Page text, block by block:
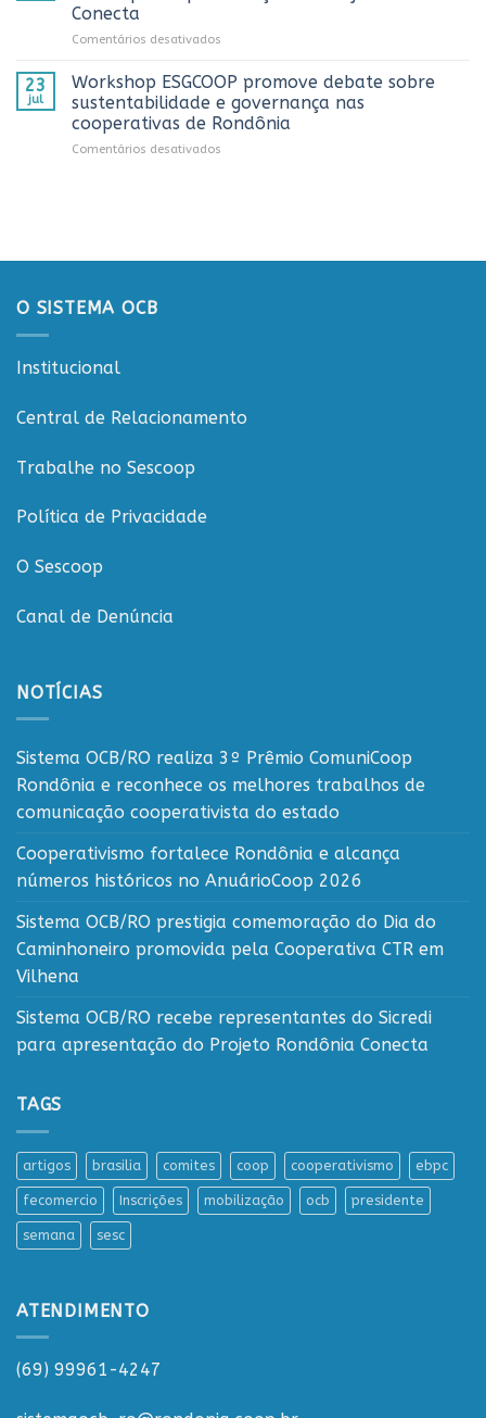
cooperativista
comemoração
Caminhoneiro
promovida
pela
Cooperativa
Conecta
Comentários desativados
OCB/RO
recebe
representantes
do
Conecta
23
jul
Workshop ESGCOOP promove debate sobre
sustentabilidade e governança nas
cooperativas de Rondônia
Comentários desativados
sustentabilidade
O SISTEMA OCB
Institucional
Central de Relacionamento
Trabalhe no Sescoop
Política de Privacidade
O Sescoop
Canal de Denúncia
NOTÍCIAS
Sistema OCB/RO realiza 3º Prêmio ComuniCoop
Rondônia e reconhece os melhores trabalhos de
comunicação cooperativista do estado
Cooperativismo fortalece Rondônia e alcança
números históricos no AnuárioCoop 2026
Sistema OCB/RO prestigia comemoração do Dia do
Caminhoneiro promovida pela Cooperativa CTR em
Vilhena
Sistema OCB/RO recebe representantes do Sicredi
para apresentação do Projeto Rondônia Conecta
TAGS
artigos brasilia comites coop cooperativismo ebpc
fecomercio Inscrições mobilização ocb presidente
semana sesc
ATENDIMENTO
(69) 99961-4247